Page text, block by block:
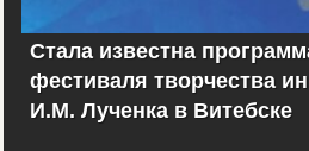
Стала известна
фестиваля творчества
И.М. Лученка в Витебске